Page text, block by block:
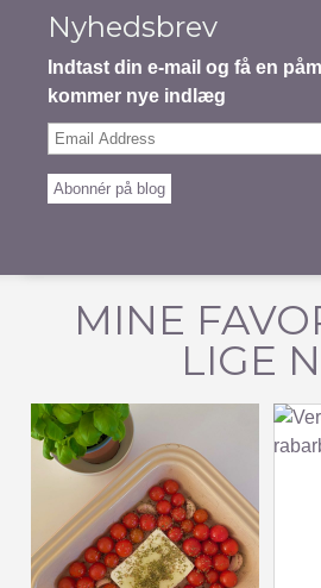
Nyhedsbrev
Indtast din e-mail og få en
kommer nye indlæg
Email
Abonnér på blog
MINE
LIGE